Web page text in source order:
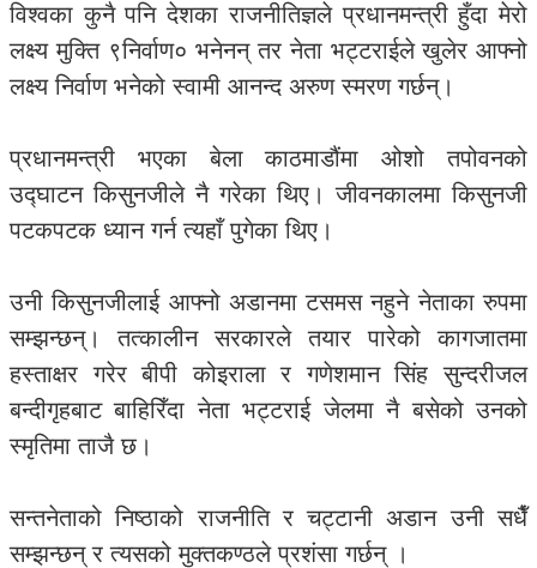
विश्वका कुनै पनि देशका राजनीतिज्ञले प्रधानमन्त्री हुँदा मेरो
लक्ष्य मुक्ति ९निर्वाण० भनेनन् तर नेता भट्टराईले खुलेर आफ्नो
लक्ष्य निर्वाण भनेको स्वामी आनन्द अरुण स्मरण गर्छन्।
प्रधानमन्त्री भएका बेला काठमाडौंमा ओशो तपोवनको
उद्घाटन किसुनजीले नै गरेका थिए। जीवनकालमा किसुनजी
पटकपटक ध्यान गर्न त्यहाँ पुगेका थिए।
उनी किसुनजीलाई आफ्नो अडानमा टसमस नहुने नेताका रुपमा
सम्झन्छन्। तत्कालीन सरकारले तयार पारेको कागजातमा
हस्ताक्षर गरेर बीपी कोइराला र गणेशमान सिंह सुन्दरीजल
बन्दीगृहबाट बाहिरिँदा नेता भट्टराई जेलमा नै बसेको उनको
स्मृतिमा ताजै छ।
सन्तनेताको निष्ठाको राजनीति र चट्टानी अडान उनी सधैँ
सम्झन्छन् र त्यसको मुक्तकण्ठले प्रशंसा गर्छन् ।